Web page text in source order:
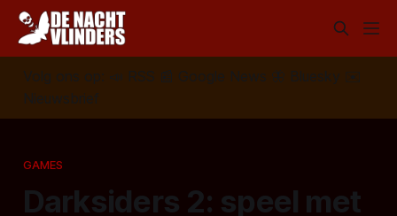
Volg ons op: 📣 RSS 📰 Google News 🦋 Bluesky
✉️
Nieuwsbrief
GAMES
Darksiders 2: speel met